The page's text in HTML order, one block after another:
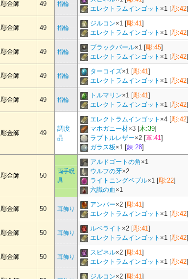
彫金師 49 指輪
エレクトラムインゴット ×1 [彫:42]
彫金師 49 指輪
ジルコン×1 [彫:41]
エレクトラムインゴット ×1 [彫:42]
彫金師 49 指輪
ブラックパール×1 [彫:45]
エレクトラムインゴット ×1 [彫:42]
彫金師 49 指輪
ターコイズ×1 [彫:41]
エレクトラムインゴット ×1 [彫:42]
彫金師 49 指輪
トルマリン×1 [彫:41]
エレクトラムインゴット ×1 [彫:42]
彫金師 49
調度
品
エレクトラムインゴット ×4 [彫:42]
マホガニー材×3 [木:39]
ラプトルレザー×2 [革:41]
ガラス板×1 [錬:28]
彫金師 50
両手呪
具
アルドゴートの角 ×1
ウルフの牙×2
ライトニングペブル×1 [彫:22]
六識の血 ×1
彫金師 50 耳飾り
アンバー×2 [彫:41]
エレクトラムインゴット ×1 [彫:42]
彫金師 50 耳飾り
ルベライト ×2 [彫:41]
エレクトラムインゴット ×1 [彫:42]
彫金師 50 耳飾り
スピネル×2 [彫:41]
エレクトラムインゴット ×1 [彫:42]
ジルコン×2 [彫:41]